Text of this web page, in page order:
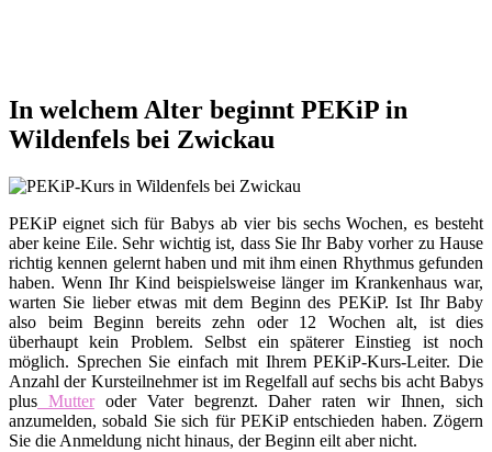
In welchem Alter beginnt PEKiP in
Wildenfels bei Zwickau
PEKiP eignet sich für Babys ab vier bis sechs Wochen, es besteht
aber keine Eile. Sehr wichtig ist, dass Sie Ihr Baby vorher zu Hause
richtig kennen gelernt haben und mit ihm einen Rhythmus gefunden
haben. Wenn Ihr Kind beispielsweise länger im Krankenhaus war,
warten Sie lieber etwas mit dem Beginn des PEKiP. Ist Ihr Baby
also beim Beginn bereits zehn oder 12 Wochen alt, ist dies
überhaupt kein Problem. Selbst ein späterer Einstieg ist noch
möglich. Sprechen Sie einfach mit Ihrem PEKiP-Kurs-Leiter. Die
Anzahl der Kursteilnehmer ist im Regelfall auf sechs bis acht Babys
plus Mutteroder Vater begrenzt. Daher raten wir Ihnen, sich
anzumelden, sobald Sie sich für PEKiP entschieden haben. Zögern
Sie die Anmeldung nicht hinaus, der Beginn eilt aber nicht.